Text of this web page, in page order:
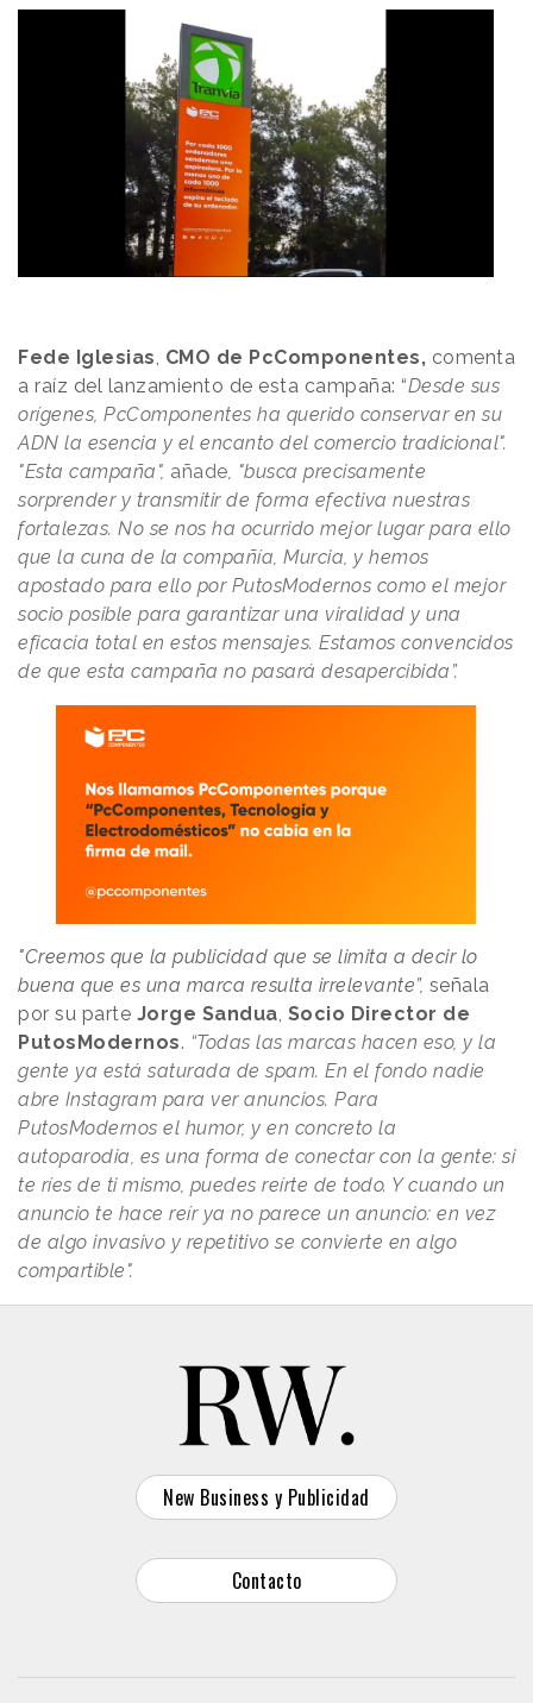
Fede Iglesias CMO de PcComponentes, comenta
a raíz del lanzamiento de esta campaña: “Desde sus
orígenes, PcComponentes ha querido conservar en su
ADN la esencia y el encanto del comercio tradicional".
"Esta campaña", añade , "busca precisamente
sorprender y transmitir de forma efectiva nuestras
fortalezas. No se nos ha ocurrido mejor lugar para ello
que la cuna de la compañía, Murcia, y hemos
apostado para ello por PutosModernos como el mejor
socio posible para garantizar una viralidad y una
eficacia total en estos mensajes. Estamos convencidos
de que esta campaña no pasará desapercibida”.
"Creemos que la publicidad que se limita a decir lo
buena que es una marca resulta irrelevante”, señala
por su parte Jorge Sandua, Socio Director de
PutosModernos. “Todas las marcas hacen eso, y la
gente ya está saturada de spam. En el fondo nadie
abre Instagram para ver anuncios. Para
PutosModernos el humor, y en concreto la
autoparodia, es una forma de conectar con la gente: si
te ríes de ti mismo, puedes reírte de todo. Y cuando un
anuncio te hace reír ya no parece un anuncio: en vez
de algo invasivo y repetitivo se convierte en algo
compartible".
New Business y Publicidad
Contacto